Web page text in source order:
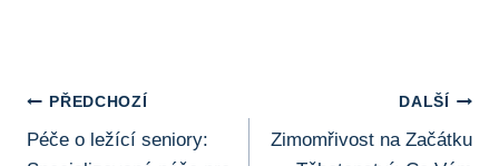
Navigace
Pro
PŘEDCHOZÍ
Péče o ležící seniory:
DALŠÍ
Zimomřivost na Začátku